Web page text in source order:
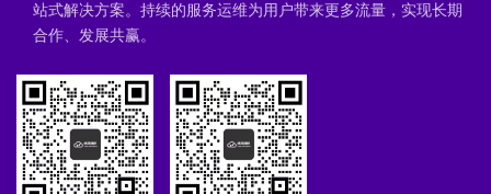
站式解决方案。持续的服务运维为用户带来更多流量，实现长期
合作、发展共赢。